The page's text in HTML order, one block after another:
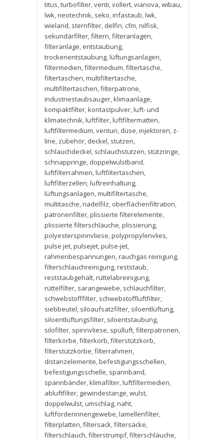
titus,turbofilter,venti,vollert,vianova,wibau,
lwk,neotechnik, seko,infastaub,lwk,
wieland, sternfilter, delfin, cfm,nilfisk,
sekundärfilter,filtern,filteranlagen,
filteranlage, entstaubung,
trockenentstaubung,lüftungsanlagen,
filtermedien,filtermedium,filtertasche,
filtertaschen,multifiltertasche,
multifiltertaschen,filterpatrone,
industriestaubsauger,klimaanlage,
kompaktfilter,kontastpulver,luft- und
klimatechnik,luftfilter,luftfiltermatten,
luftfiltermedium,venturi, düse,injektoren, z-
line, zubehör, deckel, stutzen,
schlauchdeckel, schlauchstutzen, stützringe,
schnappringe, doppelwulstband,
luftfilterrahmen,luftfiltertaschen,
luftfilterzellen,luftreinhaltung,
lüftungsanlagen,multifiltertasche,
multitasche,nadelfilz, oberflächenfiltration,
patronenfilter,plissierte filterelemente,
plissierte filterschläuche,plissierung,
polyesterspinnvliese,polypropylenvlies,
pulse jet,pulsejet,pulse-jet,
rahmenbespannungen,rauchgas reinigung,
filterschlauchreinigung,reststaub,
reststaubgehalt,rüttelabreinigung,
rüttelfilter, sarangewebe, schlauchfilter,
schwebstofffilter, schwebstoffluftfilter,
siebbeutel, siloaufsatzfilter, siloentlüftung,
siloentlüftungsfilter, siloentstaubung,
silofilter, spinnvliese, spülluft,filterpatronen,
filterkörbe,filterkorb,filterstützkorb,
filterstützkörbe,filterrahmen,
distanzelemente,befestigungsschellen,
befestigungsschelle, spannband,
spannbänder,klimafilter,luftfiltermedien,
abluftfilter, gewindestange,wulst,
doppelwulst,umschlag,naht,
luftförderinnengewebe,lamellenfilter,
filterplatten,filtersack,filtersäcke,
filterschlauch,filterstrumpf,filterschläuche,